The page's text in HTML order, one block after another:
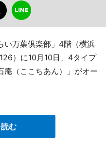
い万葉倶楽部」4階（横浜
）に10月10日、4タイプ
庵（ここちあん）」がオー
む